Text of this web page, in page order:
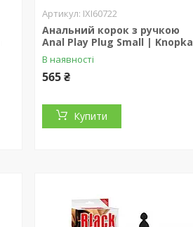
IXI60722
Анальний корок з ручкою
Anal Play Plug Small | Knopka
В наявності
565 ₴
Купити